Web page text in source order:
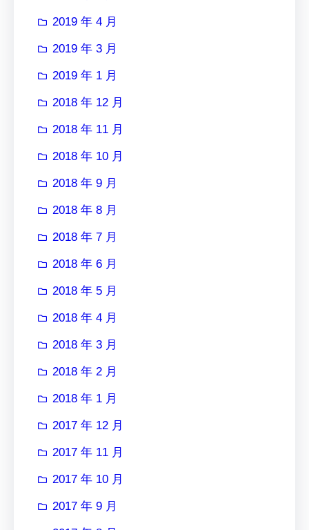
2019 年 4 月
2019 年 3 月
2019 年 1 月
2018 年 12 月
2018 年 11 月
2018 年 10 月
2018 年 9 月
2018 年 8 月
2018 年 7 月
2018 年 6 月
2018 年 5 月
2018 年 4 月
2018 年 3 月
2018 年 2 月
2018 年 1 月
2017 年 12 月
2017 年 11 月
2017 年 10 月
2017 年 9 月